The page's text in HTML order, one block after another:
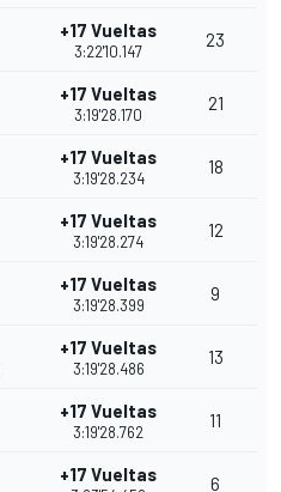
+17 Vueltas
3:22'10.147
23
+17 Vueltas
3:19'28.170
21
+17 Vueltas
3:19'28.234
18
+17 Vueltas
3:19'28.274
12
+17 Vueltas
3:19'28.399
9
+17 Vueltas
3:19'28.486
13
+17 Vueltas
3:19'28.762
11
+17 Vueltas 6